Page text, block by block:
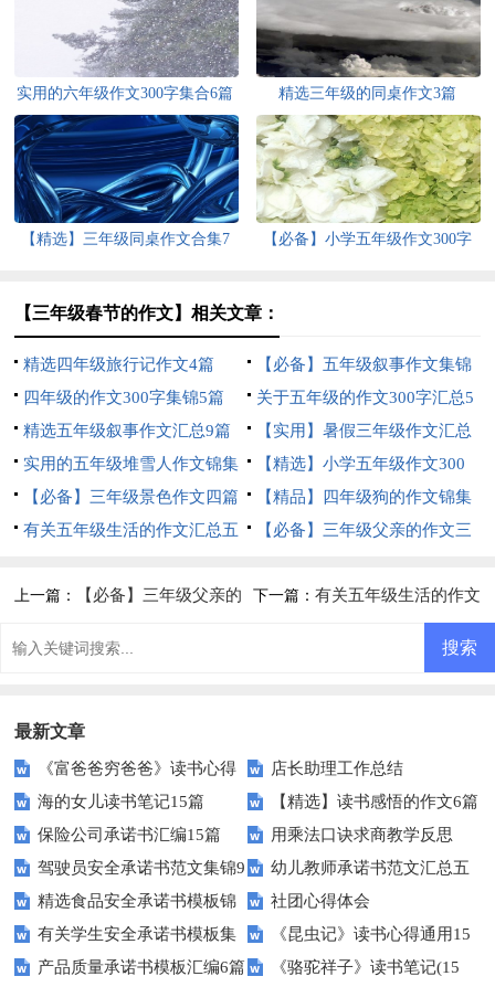
实用的六年级作文300字集合6篇 精选三年级的同桌作文3篇
【精选】三年级同桌作文合集7
【必备】小学五年级作文300字
【三年级春节的作文】相关文章：
精选四年级旅行记作文4篇
【必备】五年级叙事作文集锦
九篇
四年级的作文300字集锦5篇
关于五年级的作文300字汇总5
篇
精选五年级叙事作文汇总9篇
【实用】暑假三年级作文汇总
10篇
实用的五年级堆雪人作文锦集
10篇
【精选】小学五年级作文300
字锦集七篇
【必备】三年级景色作文四篇
【精品】四年级狗的作文锦集
6篇
有关五年级生活的作文汇总五
【必备】三年级父亲的作文三
上一篇： 【必备】三年级父亲的 下一篇： 有关五年级生活的作文
最新文章
《富爸爸穷爸爸》读书心得
店长助理工作总结
海的女儿读书笔记15篇
【精选】读书感悟的作文6篇
保险公司承诺书汇编15篇
用乘法口诀求商教学反思
驾驶员安全承诺书范文集锦9
篇
幼儿教师承诺书范文汇总五
篇
精选食品安全承诺书模板锦
集七篇
社团心得体会
有关学生安全承诺书模板集
合十篇
《昆虫记》读书心得通用15
篇
产品质量承诺书模板汇编6篇
《骆驼祥子》读书笔记(15